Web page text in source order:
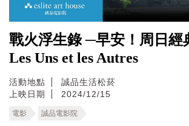
戰火浮生錄 ─早安！周日經
Les Uns et les Autres
活動地點
誠品生活松菸
上映日期
2024/12/15
電影 誠品電影院